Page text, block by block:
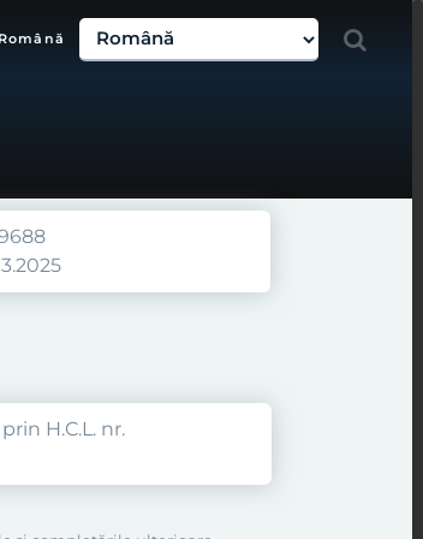
Română
H.C.L. nr.